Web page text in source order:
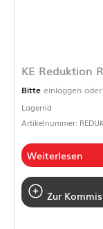
KE Reduktion
Bitte einloggen
Lagernd
Artikelnummer:
Weiterlesen
Zur